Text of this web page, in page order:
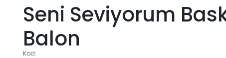
Seni Seviyorum
Balon
Kod: